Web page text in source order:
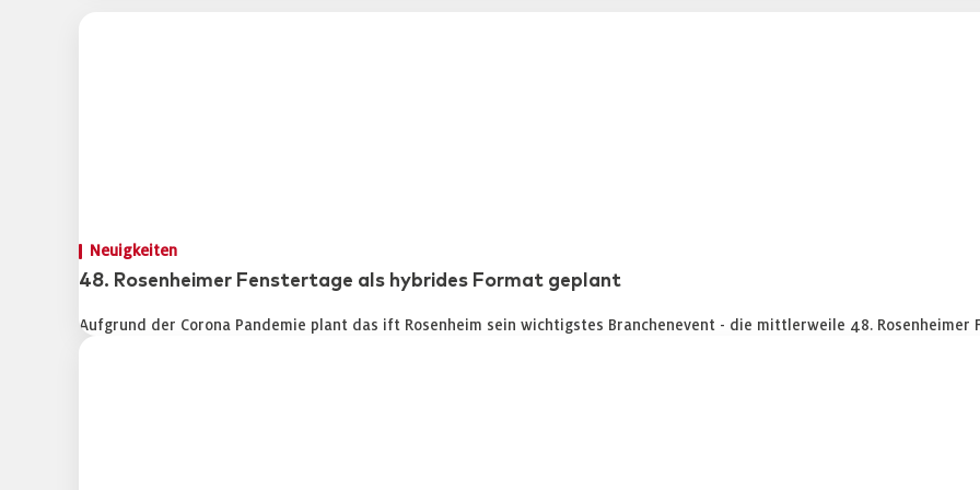
Neuigkeiten
48. Rosenheimer Fenstertage als hybrides Format geplant
Aufgrund der Corona Pandemie plant das ift Rosenheim sein wichtigstes Branchenevent - die mittlerweile 48. Rosenheimer